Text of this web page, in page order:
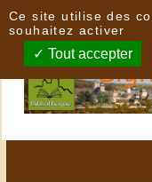
Ce site utilise des
souhaitez activer
Tout accepter